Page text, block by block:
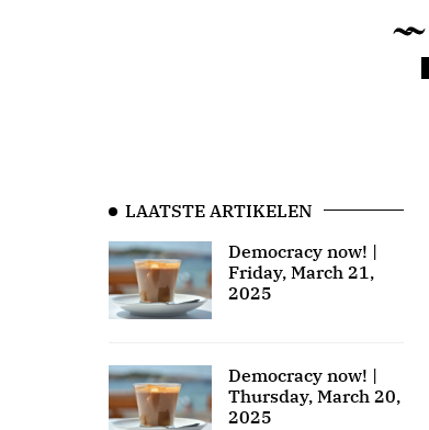
LAATSTE ARTIKELEN
Democracy now! |
Friday, March 21,
2025
Democracy now! |
Thursday, March 20,
2025